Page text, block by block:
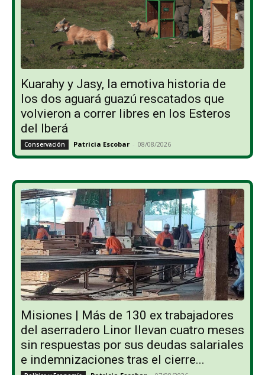
Kuarahy y Jasy, la emotiva historia de
los dos aguará guazú rescatados que
volvieron a correr libres en los Esteros
del Iberá
Conservación Patricia Escobar - 08/08/2026
Misiones | Más de 130 ex trabajadores
del aserradero Linor llevan cuatro meses
sin respuestas por sus deudas salariales
e indemnizaciones tras el cierre...